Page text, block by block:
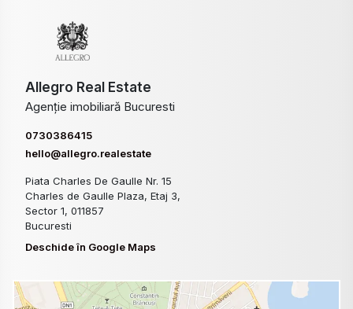
Allegro Real Estate
Agenție imobiliară Bucuresti
0730386415
hello@allegro.realestate
Piata Charles De Gaulle Nr. 15
Charles de Gaulle Plaza, Etaj 3,
Sector 1, 011857
Bucuresti
Deschide în Google Maps